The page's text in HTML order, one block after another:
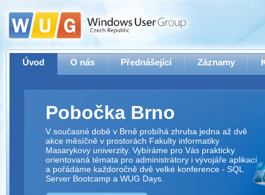
Úvod O nás Přednášející Záznamy
Pobočka Brno
V současné době v Brně probíhá zhruba jedna až dvě
akce měsíčně v prostorách Fakulty informatiky
Masarykovy univerzity. Vybíráme pro Vás prakticky
orientovaná témata pro administrátory i vývojáře aplikací
a pořádáme každoročně dvě velké konference - SQL
Server Bootcamp a WUG Days.